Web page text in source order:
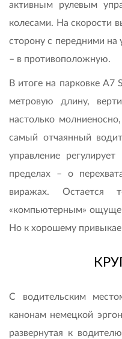
активным рулевым
колесами. На скорости
сторону с передними на
– в противоположную.
В итоге на парковке
метровую длину,
настолько
самый отчаянный
управление
пределах – о
виражах. Остается
«компьютерным»
Но к хорошему
С водительским
канонам немецкой
развернутая к